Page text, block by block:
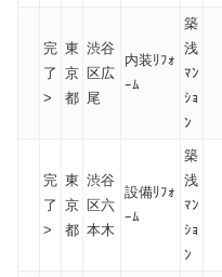
完
了
>
東
京
都
渋谷
区広
尾
内装ﾘﾌｫ
ｰﾑ
築
浅
ﾏﾝ
ｼｮ
ﾝ
完
了
>
東
京
都
渋谷
区六
本木
設備ﾘﾌｫ
ｰﾑ
築
浅
ﾏﾝ
ｼｮ
ﾝ